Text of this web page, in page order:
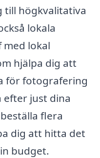
till högkvalitativa
lokala
lokal
hjälpa dig att
för fotografering
efter just dina
flera
dig att hitta det
budget.